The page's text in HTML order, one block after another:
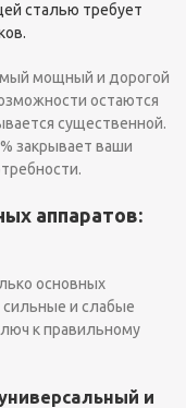
сталью требует
мощный и дорогой
остаются
существенной.
закрывает ваши
аппаратов:
основных
сильные и слабые
к правильному
и